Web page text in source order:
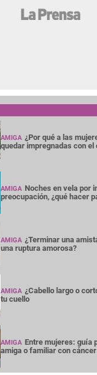
AMIGA ¿Por qué a las
quedar impregnadas con el
AMIGA Noches en vela por
preocupación, ¿qué hacer
AMIGA ¿Terminar una
una ruptura amorosa?
AMIGA ¿Cabello largo o
tu cuello
AMIGA Entre mujeres: guía
amiga o familiar con